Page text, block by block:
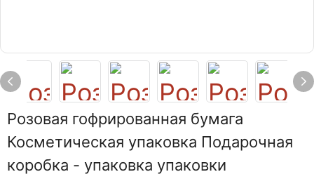
Розовая гофрированная бумага
Косметическая упаковка Подарочная
коробка - упаковка упаковки